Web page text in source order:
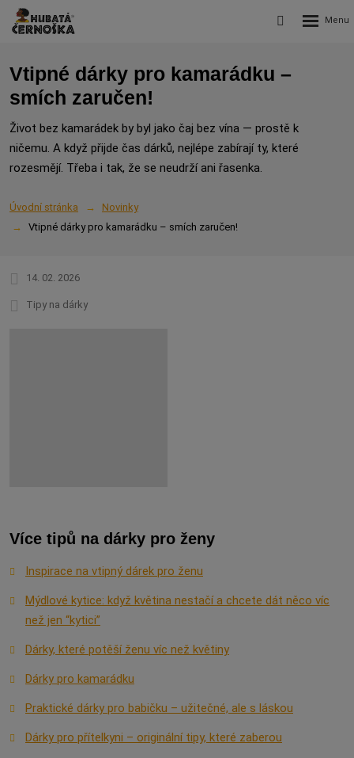
Vyhledávání
Rozbalení
Vtipné dárky pro kamarádku –
smích zaručen!
Život bez kamarádek by byl jako čaj bez vína — prostě k
ničemu. A když přijde čas dárků, nejlépe zabírají ty, které
rozesmějí. Třeba i tak, že se neudrží ani řasenka.
Úvodní stránka
Novinky
Vtipné dárky pro kamarádku – smích zaručen!
14. 02. 2026
Tipy na dárky
Více tipů na dárky pro ženy
Inspirace na vtipný dárek pro ženu
Mýdlové kytice: když květina nestačí a chcete dát něco víc
než jen “kytici”
Dárky, které potěší ženu víc než květiny
Dárky pro kamarádku
Praktické dárky pro babičku – užitečné, ale s láskou
Dárky pro přítelkyni – originální tipy, které zaberou